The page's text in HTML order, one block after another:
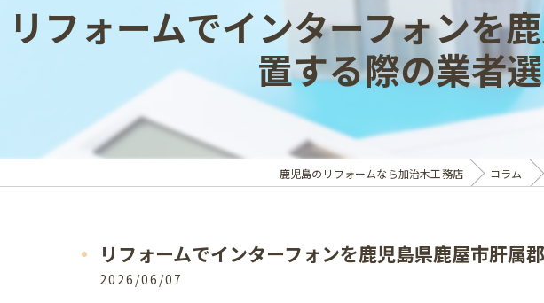
リフォームでインターフォンを
置する際の業者
鹿児島のリフォームなら加治木工務店 コラム
リフォームでインターフォンを鹿児島県鹿屋市肝属
2026/06/07